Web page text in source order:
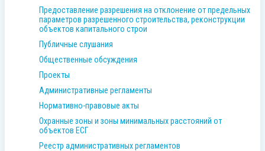
Предоставление разрешения на отклонение от предельных
параметров разрешенного строительства, реконструкции
объектов капитального строи
Публичные слушания
Общественные обсуждения
Проекты
Административные регламенты
Нормативно-правовые акты
Охранные зоны и зоны минимальных расстояний от
объектов ЕСГ
Реестр административных регламентов